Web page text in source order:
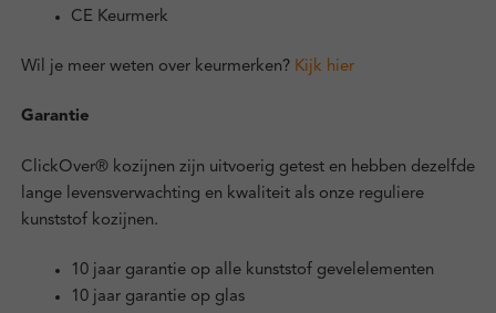
CE Keurmerk
Wil je meer weten over keurmerken?Kijk hier
Garantie
ClickOver® kozijnen zijn uitvoerig getest en hebben dezelfde
lange levensverwachting en kwaliteit als onze reguliere
kunststof kozijnen.
10 jaar garantie op alle kunststof gevelelementen
10 jaar garantie op glas